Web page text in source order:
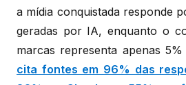
a mídia conquistada responde
geradas por IA, enquanto o
marcas representa apenas
cita fontes em 96% das